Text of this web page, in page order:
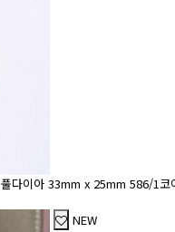
다이아 33mm x 25mm 586/1코
NEW